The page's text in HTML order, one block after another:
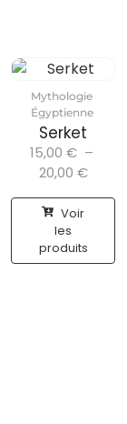
Mythologie
Égyptienne
Serket
15,00 € –
20,00 €
Voir
les
produits